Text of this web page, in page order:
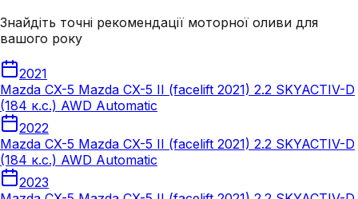
Знайдіть точні рекомендації моторної оливи для
вашого року
2021
Mazda CX-5 Mazda CX-5 II (facelift 2021) 2.2 SKYACTIV-D
(184 к.с.) AWD Automatic
2022
Mazda CX-5 Mazda CX-5 II (facelift 2021) 2.2 SKYACTIV-D
(184 к.с.) AWD Automatic
2023